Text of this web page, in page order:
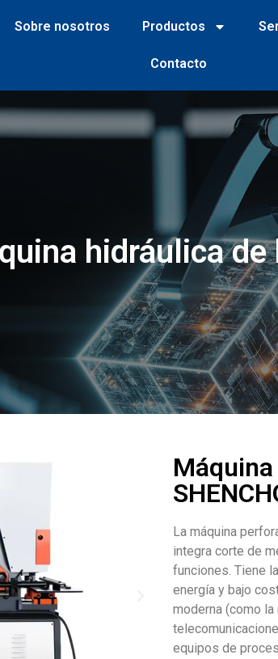
Sobre nosotros Productos
Contacto
hidráulica de
La máquina
integra corte de
funciones. Tiene
energía y bajo
moderna (como
equipos de